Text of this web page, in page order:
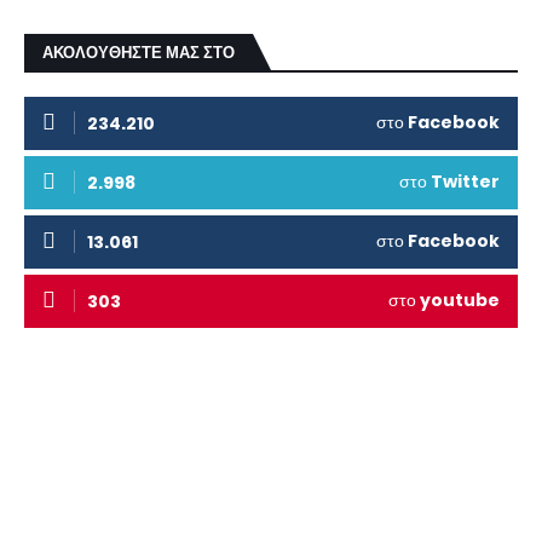
ΑΚΟΛΟΥΘΗΣΤΕ ΜΑΣ ΣΤΟ
234.210 στο Facebook
2.998 στο Twitter
13.061 στο Facebook
303 στοyoutube